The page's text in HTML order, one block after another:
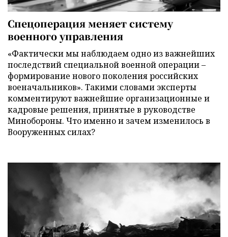
Спецоперация меняет систему
военного управления
«Фактически мы наблюдаем одно из важнейших
последствий специальной военной операции –
формирование нового поколения российских
военачальников». Такими словами эксперты
комментируют важнейшие организационные и
кадровые решения, принятые в руководстве
Минобороны. Что именно и зачем изменилось в
Вооруженных силах?